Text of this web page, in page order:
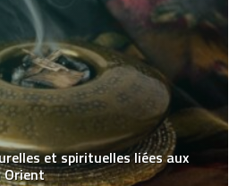
et spirituelles liées aux
Orient